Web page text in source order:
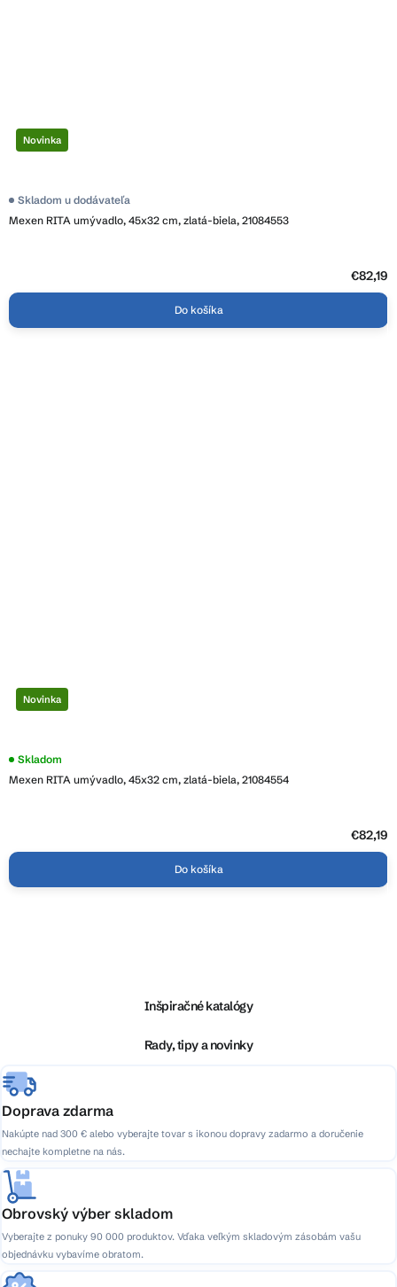
Novinka
Mexen RITA umývadlo, 45x32 cm, zlatá-biela, 21084553
Skladom u dodávateľa
€82,19
Do košíka
Novinka
Mexen RITA umývadlo, 45x32 cm, zlatá-biela, 21084554
Skladom
€82,19
Do košíka
e
Inšpiračné katalógy
Rady, tipy a novinky
Doprava zdarma
Nakúpte nad 300 € alebo vyberajte tovar s ikonou dopravy zadarmo a doručenie
nechajte kompletne na nás.
Obrovský výber skladom
Vyberajte z ponuky 90 000 produktov. Vďaka veľkým skladovým zásobám vašu
objednávku vybavíme obratom.